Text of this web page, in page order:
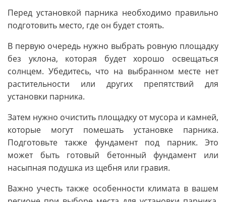
Перед установкой парника необходимо правильно
подготовить место, где он будет стоять.
В первую очередь нужно выбрать ровную площадку
без уклона, которая будет хорошо освещаться
солнцем. Убедитесь, что на выбранном месте нет
растительности или других препятствий для
установки парника.
Затем нужно очистить площадку от мусора и камней,
которые могут помешать установке парника.
Подготовьте также фундамент под парник. Это
может быть готовый бетонный фундамент или
насыпная подушка из щебня или гравия.
Важно учесть также особенности климата в вашем